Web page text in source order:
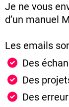
Je ne vous
d’un manuel
Les emails
Des
Des
Des